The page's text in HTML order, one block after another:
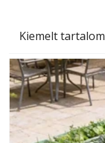
Kiemelt tartalom